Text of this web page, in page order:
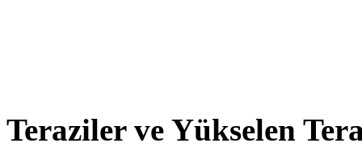
Teraziler ve Yükselen